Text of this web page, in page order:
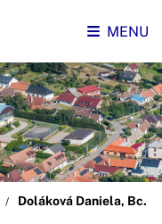
MENU
Doláková Daniela, Bc.